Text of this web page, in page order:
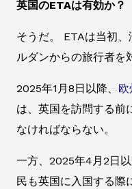
英国のETAは有効か？
そうだ。 ETAは当初、
ルダンからの旅行者を
2025年1月8日以降、
は、英国を訪問する前
なければならない。
一方、2025年4月2日
民も英国に入国する際